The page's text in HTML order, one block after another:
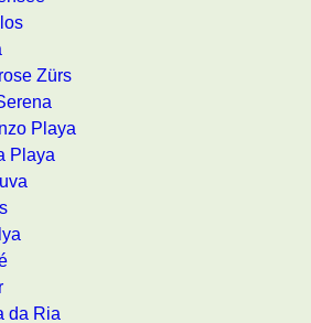
Zürs
Playa
Playa
da Ria